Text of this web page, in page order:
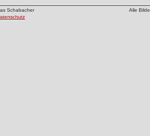
Schabacher
Alle